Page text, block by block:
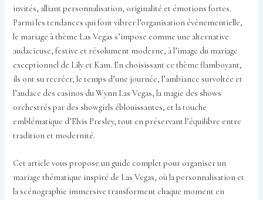
invités, alliant personnalisation, originalité et émotions fortes.
Parmi les tendances qui font vibrer l’organisation événementielle,
le mariage à thème Las Vegas s’impose comme une alternative
audacieuse, festive et résolument moderne, à l’image du mariage
exceptionnel de Lily et Kam. En choisissant ce thème flamboyant,
ils ont su recréer, le temps d’une journée, l’ambiance survoltée et
l’audace des casinos du Wynn Las Vegas, la magie des shows
orchestrés par des showgirls éblouissantes, et la touche
emblématique d’Elvis Presley, tout en préservant l’équilibre entre
tradition et modernité.
Cet article vous propose un guide complet pour organiser un
mariage thématique inspiré de Las Vegas, où la personnalisation et
la scénographie immersive transforment chaque moment en